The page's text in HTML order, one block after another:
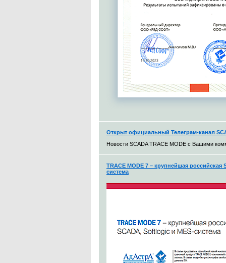
Открыт официальный Телеграм-канал
Новости SCADA TRACE MODE с Вашими
TRACE MODE 7 – крупнейшая российская
система